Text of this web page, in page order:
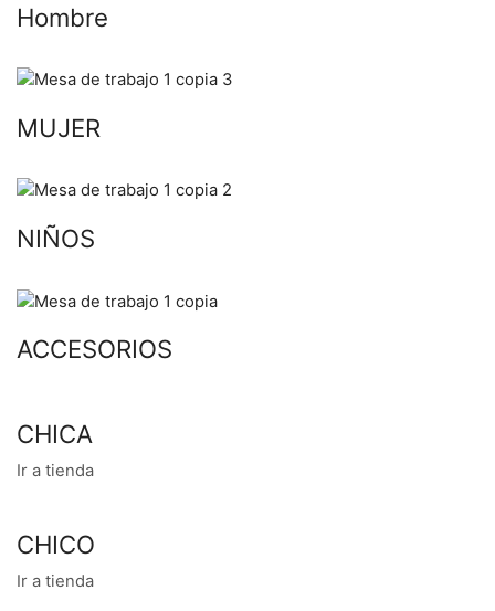
Hombre
MUJER
NIÑOS
ACCESORIOS
CHICA
Ir a tienda
CHICO
Ir a tienda